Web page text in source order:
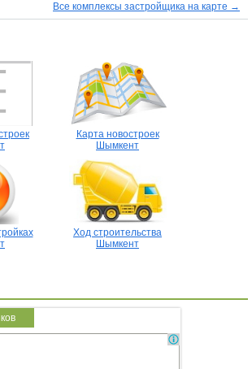
Все комплексы застройщика на карте →
Карта новостроек
Шымкент
Ход строительства
Шымкент